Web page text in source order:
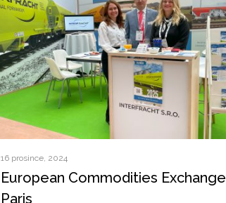
16 prosince, 2024
European Commodities Exchange
Paris